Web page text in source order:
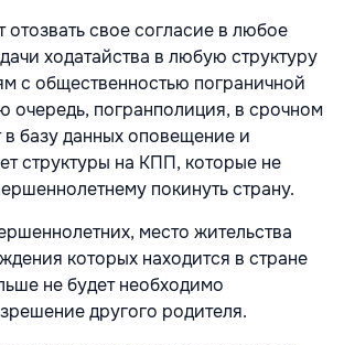
отозвать свое согласие в любое
ходатайства в любую структуру
с общественностью пограничной
очередь, погранполиция, в срочном
базу данных оповещение и
структуры на КПП, которые не
покинуть страну.
место жительства
которых находится в стране
не будет необходимо
другого родителя.